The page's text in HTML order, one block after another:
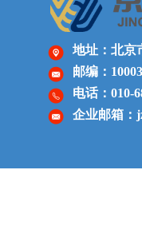
地址：北京
邮编：
电话：010-
企业邮箱：